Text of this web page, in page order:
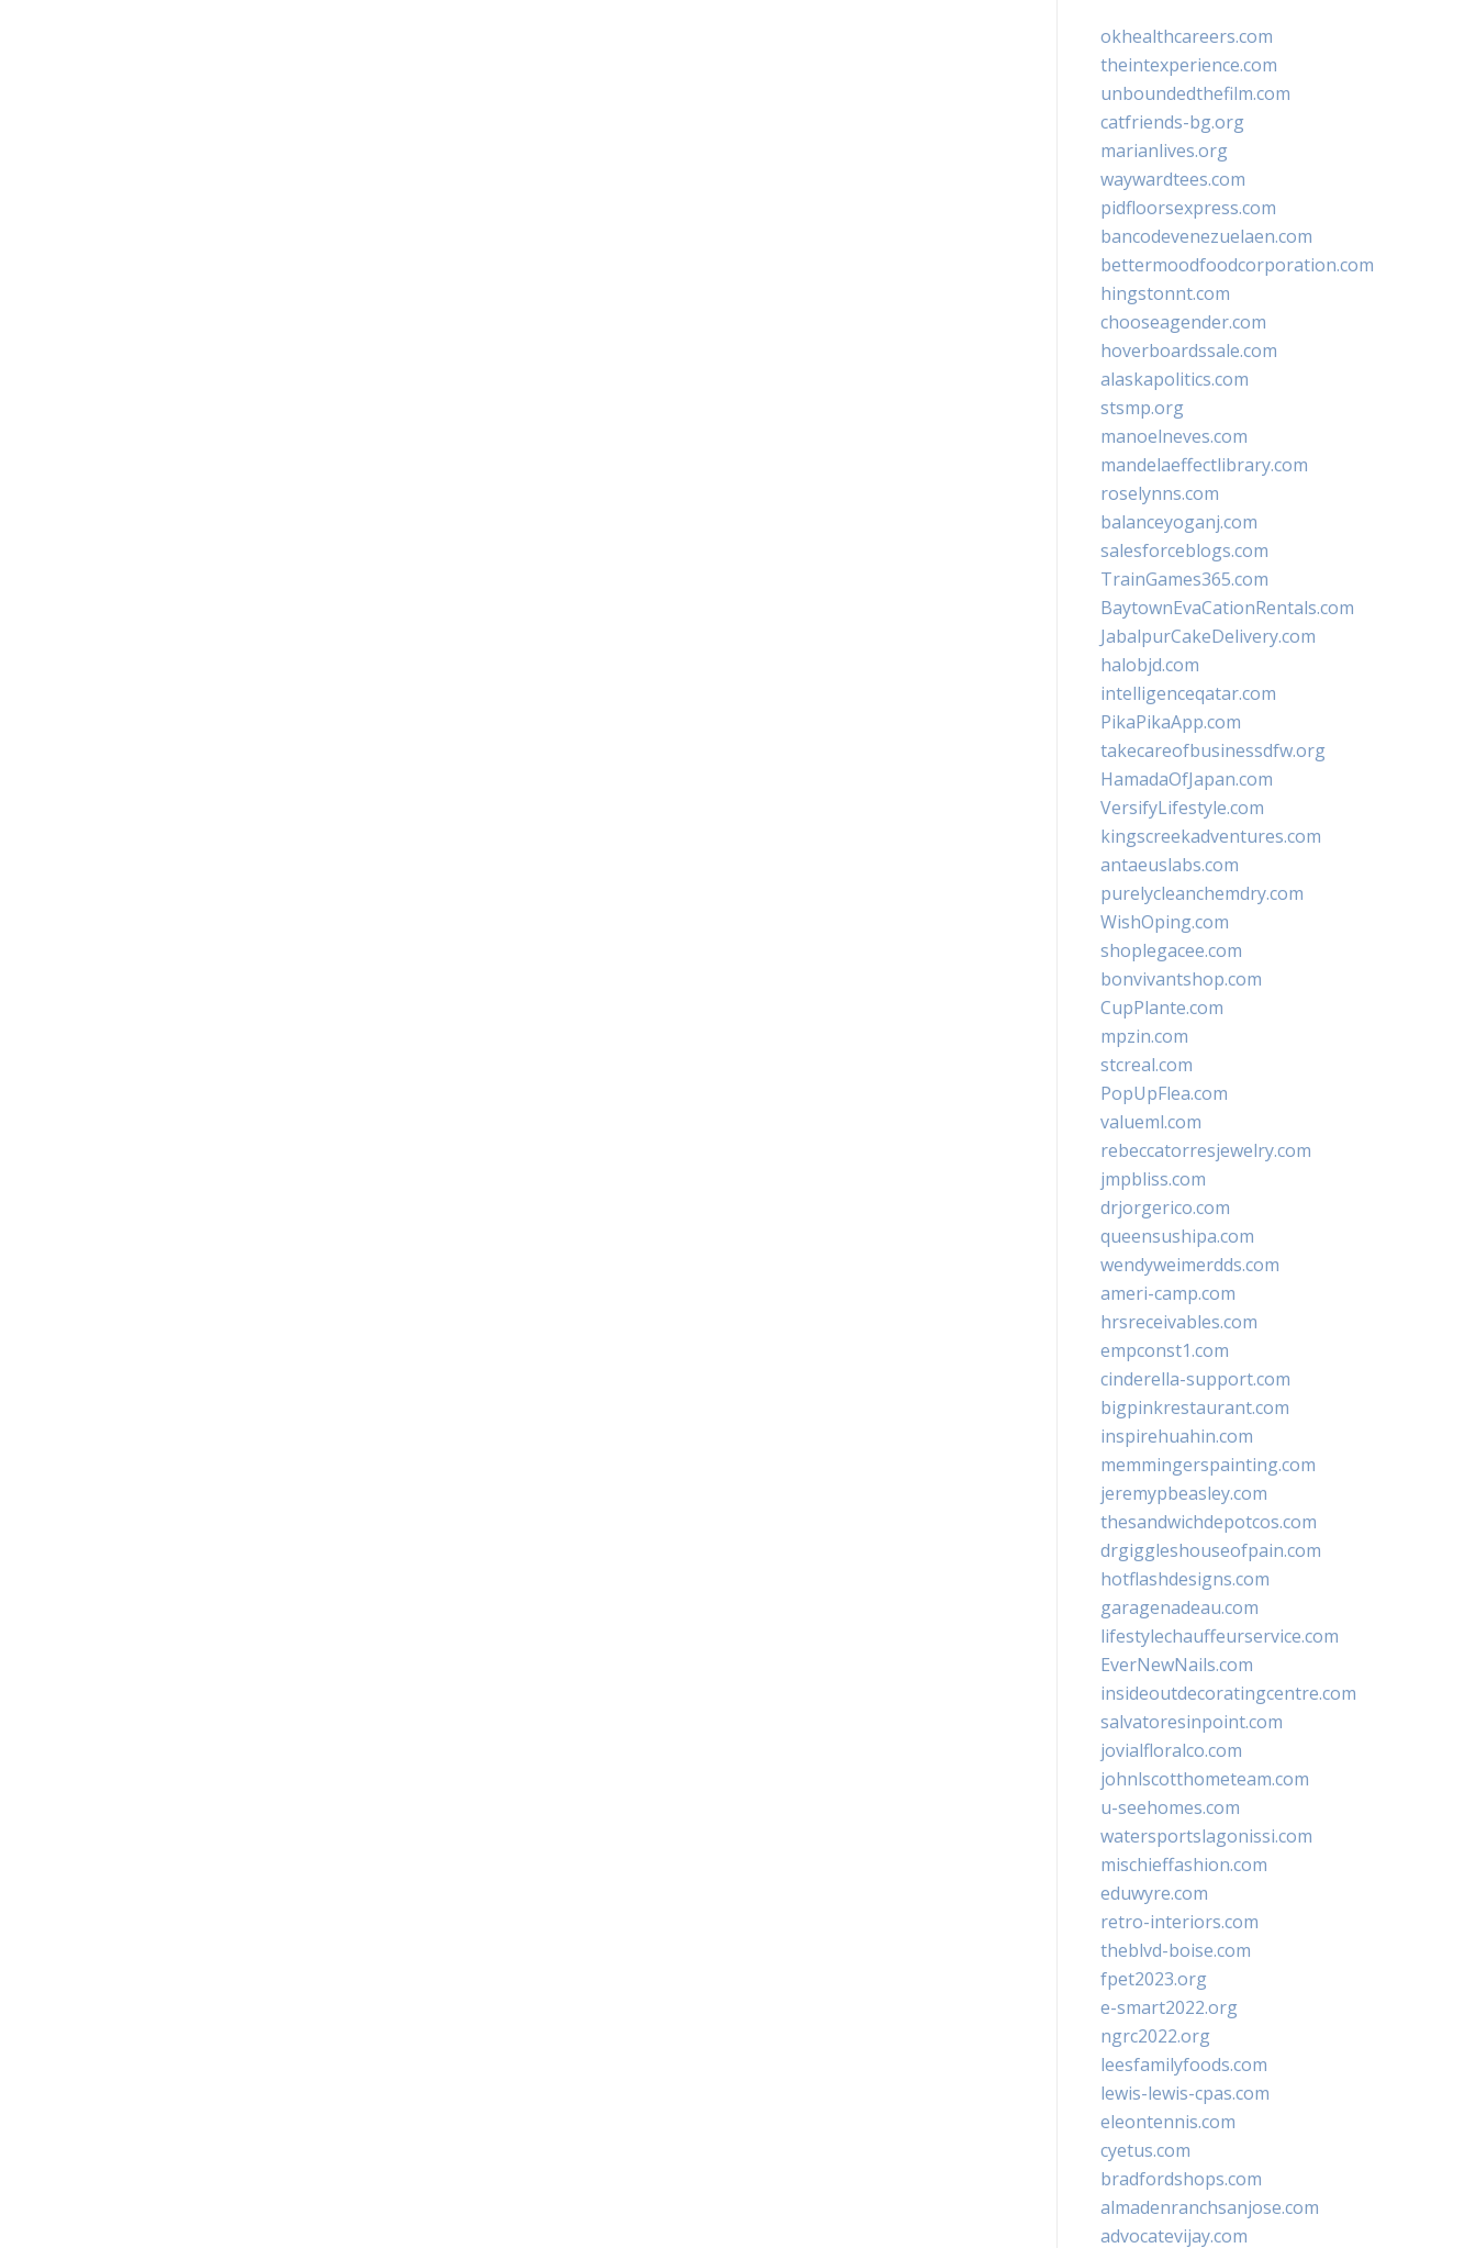
okhealthcareers.com
theintexperience.com
unboundedthefilm.com
catfriends-bg.org
marianlives.org
waywardtees.com
pidfloorsexpress.com
bancodevenezuelaen.com
bettermoodfoodcorporation.com
hingstonnt.com
chooseagender.com
hoverboardssale.com
alaskapolitics.com
stsmp.org
manoelneves.com
mandelaeffectlibrary.com
roselynns.com
balanceyoganj.com
salesforceblogs.com
TrainGames365.com
BaytownEvaCationRentals.com
JabalpurCakeDelivery.com
halobjd.com
intelligenceqatar.com
PikaPikaApp.com
takecareofbusinessdfw.org
HamadaOfJapan.com
VersifyLifestyle.com
kingscreekadventures.com
antaeuslabs.com
purelycleanchemdry.com
WishOping.com
shoplegacee.com
bonvivantshop.com
CupPlante.com
mpzin.com
stcreal.com
PopUpFlea.com
valueml.com
rebeccatorresjewelry.com
jmpbliss.com
drjorgerico.com
queensushipa.com
wendyweimerdds.com
ameri-camp.com
hrsreceivables.com
empconst1.com
cinderella-support.com
bigpinkrestaurant.com
inspirehuahin.com
memmingerspainting.com
jeremypbeasley.com
thesandwichdepotcos.com
drgiggleshouseofpain.com
hotflashdesigns.com
garagenadeau.com
lifestylechauffeurservice.com
EverNewNails.com
insideoutdecoratingcentre.com
salvatoresinpoint.com
jovialfloralco.com
johnlscotthometeam.com
u-seehomes.com
watersportslagonissi.com
mischieffashion.com
eduwyre.com
retro-interiors.com
theblvd-boise.com
fpet2023.org
e-smart2022.org
ngrc2022.org
leesfamilyfoods.com
lewis-lewis-cpas.com
eleontennis.com
cyetus.com
bradfordshops.com
almadenranchsanjose.com
advocatevijay.com